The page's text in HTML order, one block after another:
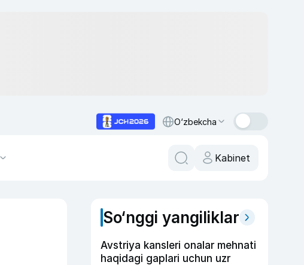
O‘zbekcha
Kabinet
So‘nggi yangiliklar
Avstriya kansleri onalar mehnati
haqidagi gaplari uchun uzr